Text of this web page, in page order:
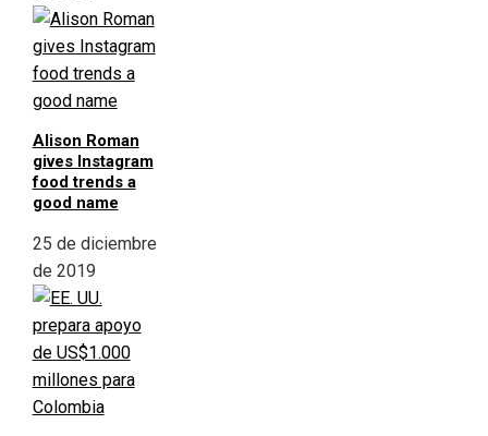
Alison Roman
gives Instagram
food trends a
good name
25 de diciembre
de 2019